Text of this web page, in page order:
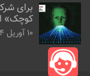
برای
کوچک»
10 آوریل 2024